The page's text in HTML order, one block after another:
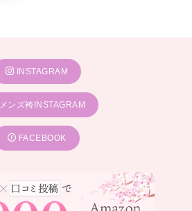
INSTAGRAM
メンズ袴INSTAGRAM
FACEBOOK